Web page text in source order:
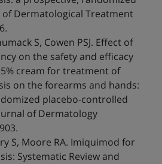
of Dermatological Treatment
S, Cowen PSJ. Effect of
on the safety and efficacy
cream for treatment of
on the forearms and hands:
placebo-controlled
of Dermatology
S, Moore RA. Imiquimod for
Systematic Review and